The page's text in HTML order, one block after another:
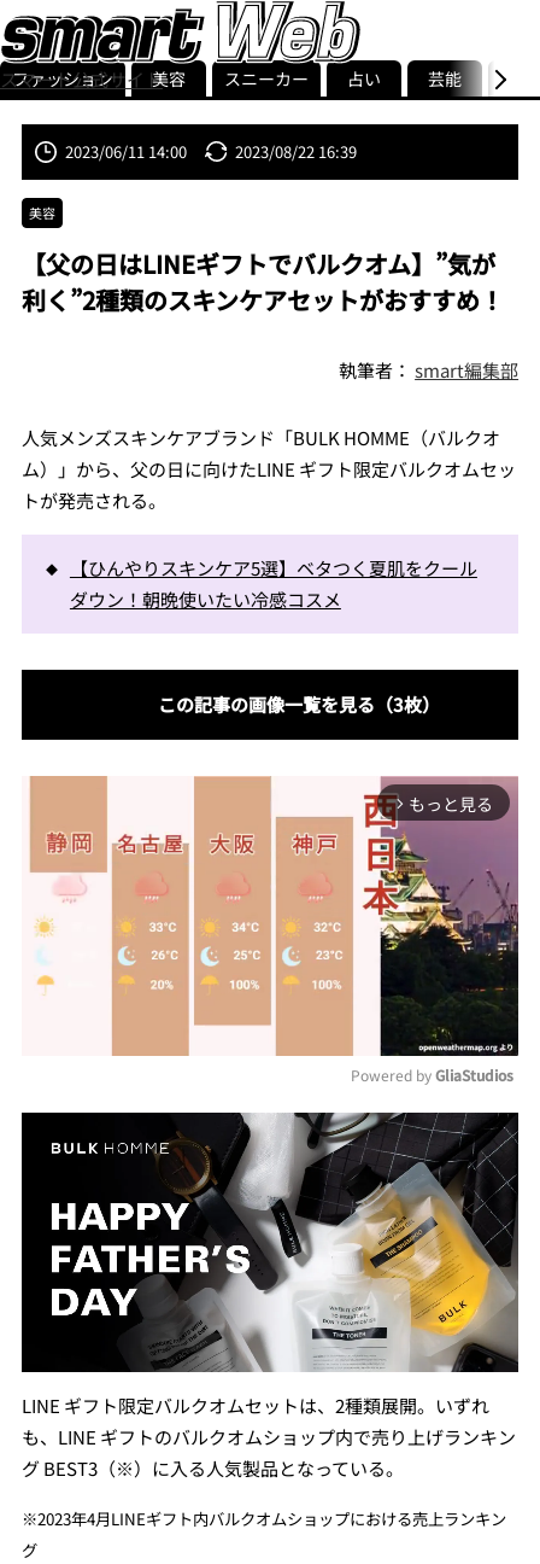
スマート公式サイト
smart最新号
記事一覧ランキング
ストリ
ファッション 美容 スニーカー 占い 芸能 グル
2023/06/11 14:00 2023/08/22 16:39
美容
【父の日はLINEギフトでバルクオム】”気が
利く”2種類のスキンケアセットがおすすめ！
執筆者：smart編集部
人気メンズスキンケアブランド「BULK HOMME（バルクオ
ム）」から、父の日に向けたLINE ギフト限定バルクオムセッ
トが発売される。
【ひんやりスキンケア5選】ベタつく夏肌をクール
ダウン！朝晩使いたい冷感コスメ
この記事の画像一覧を見る（3枚）
arrow_forward_ios もっと見る
Mute
Powered by GliaStudios
LINE ギフト限定バルクオムセットは、2種類展開。いずれ
も、LINE ギフトのバルクオムショップ内で売り上げランキン
グ BEST3（※）に入る人気製品となっている。
※2023年4月LINEギフト内バルクオムショップにおける売上ランキン
グ